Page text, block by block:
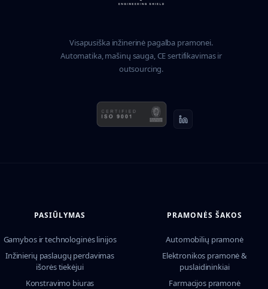
Visapusiška inžinerinė pagalba pramonei.
Automatika, mašinų sauga, CE sertifikavimas ir
outsourcing.
PASIŪLYMAS
Gamybos ir technologinės linijos
Inžinierių paslaugų perdavimas
išorės tiekėjui
Konstravimo biuras
PRAMONĖS ŠAKOS
Automobilių pramonė
Elektronikos pramonė &
puslaidininkiai
Farmacijos pramonė